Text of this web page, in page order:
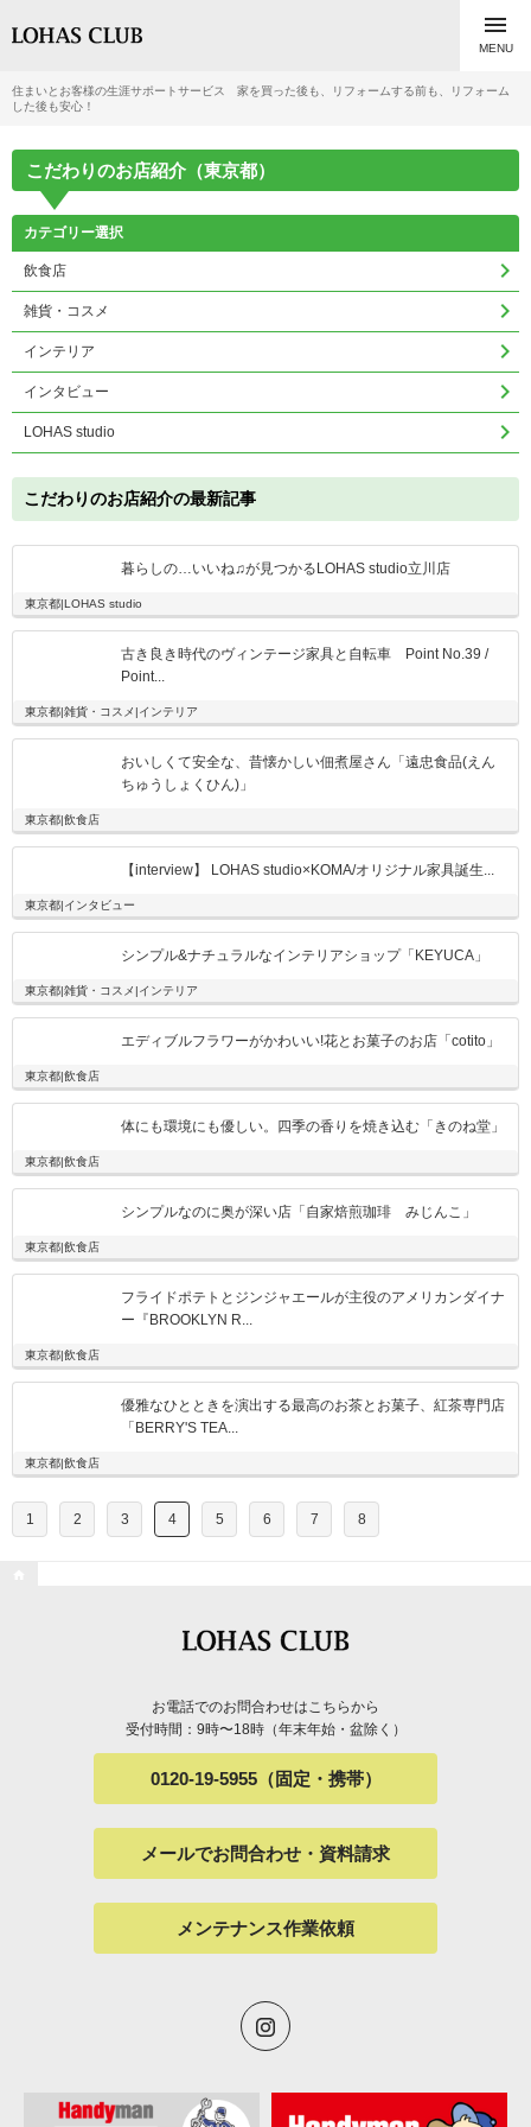

MENU
住まいとお客様の生涯サポートサービス 家を買った後も、リフォームする前も、リフォーム
した後も安心！
こだわりのお店紹介（東京都）
カテゴリー選択
飲食店 
雑貨・コスメ 
インテリア 
インタビュー 
LOHAS studio 
こだわりのお店紹介の最新記事
暮らしの…いいね♫が見つかるLOHAS studio立川店
東京都|LOHAS studio
古き良き時代のヴィンテージ家具と自転車 Point No.39 /
Point...
東京都|雑貨・コスメ|インテリア
おいしくて安全な、昔懐かしい佃煮屋さん「遠忠食品(えん
ちゅうしょくひん)」
東京都|飲食店
【interview】 LOHAS studio×KOMA/オリジナル家具誕生...
東京都|インタビュー
シンプル&ナチュラルなインテリアショップ「KEYUCA」
東京都|雑貨・コスメ|インテリア
エディブルフラワーがかわいい!花とお菓子のお店「cotito」
東京都|飲食店
体にも環境にも優しい。四季の香りを焼き込む「きのね堂」
東京都|飲食店
シンプルなのに奥が深い店「自家焙煎珈琲 みじんこ」
東京都|飲食店
フライドポテトとジンジャエールが主役のアメリカンダイナ
ー『BROOKLYN R...
東京都|飲食店
優雅なひとときを演出する最高のお茶とお菓子、紅茶専門店
「BERRY'S TEA...
東京都|飲食店
1 2 3 4 5 6 7 8
お電話でのお問合わせはこちらから
受付時間：9時〜18時（年末年始・盆除く）
0120-19-5955（固定・携帯）
メールでお問合わせ・資料請求
メンテナンス作業依頼